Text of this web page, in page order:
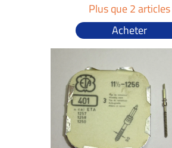
Plus que 2 articles
Acheter